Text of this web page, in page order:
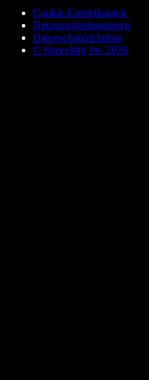
Cookie-Einstellungen
Nutzungsbedingungen
Datenschutzrichtlinie
© Speechify Inc 2026